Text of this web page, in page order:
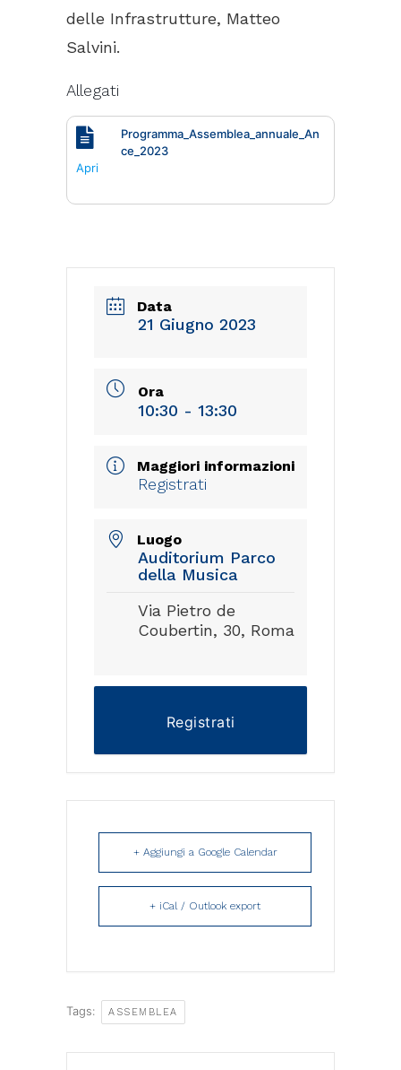
delle Infrastrutture, Matteo
Salvini.
Allegati
Programma_Assemblea_annuale_An
ce_2023
Apri
Data
21 Giugno 2023
Ora
10:30 - 13:30
Maggiori informazioni
Registrati
Luogo
Auditorium Parco
della Musica
Via Pietro de
Coubertin, 30, Roma
Registrati
+ Aggiungi a Google Calendar
+ iCal / Outlook export
Tags: ASSEMBLEA